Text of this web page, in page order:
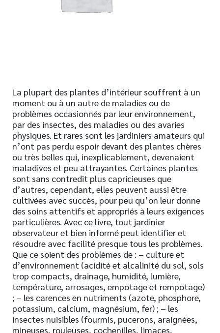
À PROPOS
CONTACT
La plupart des plantes d’intérieur souffrent à un
moment ou à un autre de maladies ou de
problèmes occasionnés par leur environnement,
par des insectes, des maladies ou des avaries
physiques. Et rares sont les jardiniers amateurs qui
n’ont pas perdu espoir devant des plantes chères
ou très belles qui, inexplicablement, devenaient
maladives et peu attrayantes. Certaines plantes
sont sans contredit plus capricieuses que
d’autres, cependant, elles peuvent aussi être
cultivées avec succès, pour peu qu’on leur donne
des soins attentifs et appropriés à leurs exigences
particulières. Avec ce livre, tout jardinier
observateur et bien informé peut identifier et
résoudre avec facilité presque tous les problèmes.
Que ce soient des problèmes de : – culture et
d’environnement (acidité et alcalinité du sol, sols
trop compacts, drainage, humidité, lumière,
température, arrosages, empotage et rempotage)
; – les carences en nutriments (azote, phosphore,
potassium, calcium, magnésium, fer) ; – les
insectes nuisibles (fourmis, pucerons, araignées,
mineuses, rouleuses, cochenilles, limaces,